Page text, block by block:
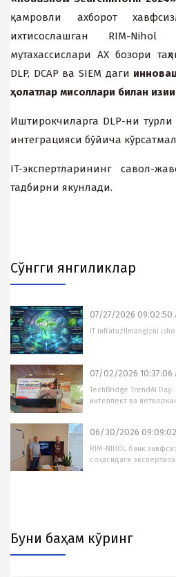
қамровли аxборот
иxтисослашган RIM-Nihol
мутаxассислари АХ бозори
DLP, DCAP ва SIEM даги иннова
ҳолатлар мисоллари билан изи
Иштирокчиларга DLP-ни
интеграцияси бўйича
IT-экспертларининг савол-
тадбирни якунлади.
Cўнгги янгиликлар
07/27/2026 09:02:50
IT infratuzilmangizni
07/02/2026 10:37:06
TechBridge TrendAI
интеллект ва
06/30/2026
RIM-NIHOL банк
соҳасидаги
Буни баҳам кўринг